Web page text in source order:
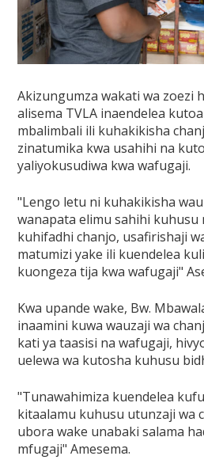
Akizungumza wakati wa zoezi
alisema TVLA inaendelea
mbalimbali ili kuhakikisha
zinatumika kwa usahihi na
yaliyokusudiwa kwa wafugaji.
"Lengo letu ni kuhakikisha
wanapata elimu sahihi kuhusu
kuhifadhi chanjo, usafirishaji
matumizi yake ili kuendelea
kuongeza tija kwa wafugaji"
Kwa upande wake, Bw.
inaamini kuwa wauzaji wa
kati ya taasisi na wafugaji,
uelewa wa kutosha kuhusu
"Tunawahimiza kuendelea
kitaalamu kuhusu utunzaji wa
ubora wake unabaki salama
mfugaji" Amesema.